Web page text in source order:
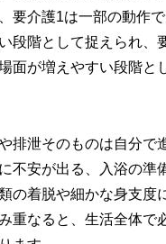
要介護1は一部の動作
段階として捉えられ、
面が増えやすい段階と
排泄そのものは自分で
不安が出る、入浴の準
の着脱や細かな身支度
重なると、生活全体で